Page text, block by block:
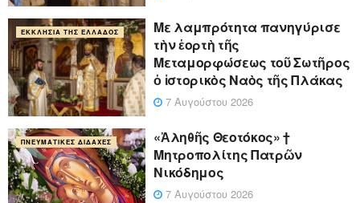
ΕΚΚΛΗΣΊΑ ΤΗΣ ΕΛΛΆΔΟΣ
Με λαμπρότητα πανηγύρισε
τὴν ἑορτὴ τῆς
Μεταμορφώσεως τοῦ Σωτῆρος
ὁ ἱστορικὸς Ναὸς τῆς Πλάκας
7 Αυγούστου 2026
ΠΝΕΥΜΑΤΙΚΈΣ ΔΙΔΑΧΈΣ
«Ἀληθῆς Θεοτόκος» †
Μητροπολίτης Πατρῶν
Νικόδημος
7 Αυγούστου 2026